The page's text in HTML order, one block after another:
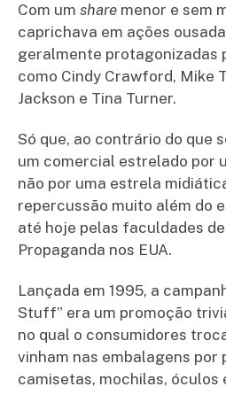
Com um share menor e sem
caprichava em ações
geralmente protagonizadas
como Cindy Crawford, Mike
Jackson e Tina Turner.
Só que, ao contrário do que
um comercial estrelado por
não por uma estrela
repercussão muito além do
até hoje pelas faculdades
Propaganda nos EUA.
Lançada em 1995, a
Stuff” era um promoção
no qual o consumidores
vinham nas embalagens por
camisetas, mochilas, óculos